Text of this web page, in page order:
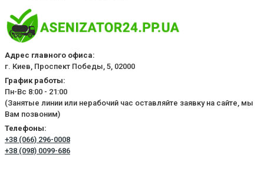
Адрес главного офиса:
г. Киев, Проспект Победы, 5, 02000
График работы:
Пн-Вс 8:00 - 21:00
(Занятые линии или нерабочий час оставляйте заявку на сайте, мы
Вам позвоним)
Телефоны:
+38 (066) 296-0008
+38 (098) 0099-686